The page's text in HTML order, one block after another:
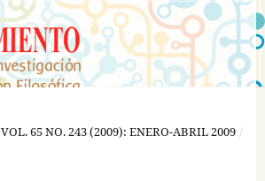
VOL. 65 NO. 243 (2009): ENERO-ABRIL 2009 /